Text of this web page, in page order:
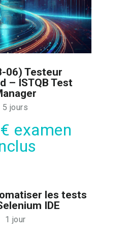
06) Testeur
– ISTQB Test
5 jours
examen
les tests
IDE
1 jour